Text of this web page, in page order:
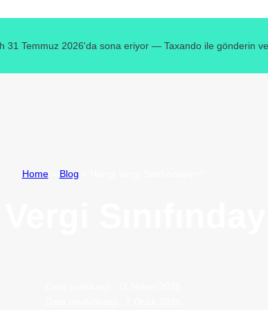
Temmuz 2026'da sona eriyor — Taxando ile gönderin ve
Home» Blog